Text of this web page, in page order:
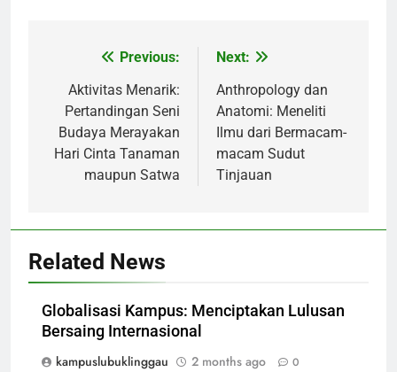
navigation
Previous:
Aktivitas Menarik:
Pertandingan Seni
Budaya Merayakan
Hari Cinta Tanaman
maupun Satwa
Next:
Anthropology dan
Anatomi: Meneliti
Ilmu dari Bermacam-
macam Sudut
Tinjauan
Related News
Globalisasi Kampus: Menciptakan Lulusan
Bersaing Internasional
kampuslubuklinggau
2 months ago 0